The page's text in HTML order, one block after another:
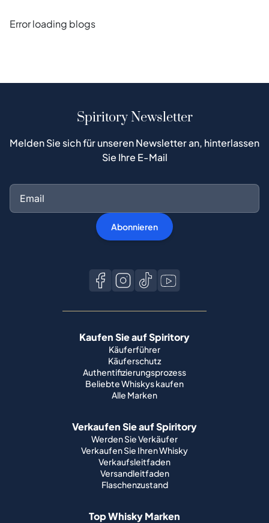
Error loading blogs
Spiritory Newsletter
Melden Sie sich für unseren Newsletter an, hinterlassen
Sie Ihre E-Mail
Abonnieren
Kaufen Sie auf Spiritory
Käuferführer
Käuferschutz
Authentifizierungsprozess
Beliebte Whiskys kaufen
Alle Marken
Verkaufen Sie auf Spiritory
Werden Sie Verkäufer
Verkaufen Sie Ihren Whisky
Verkaufsleitfaden
Versandleitfaden
Flaschenzustand
Top Whisky Marken